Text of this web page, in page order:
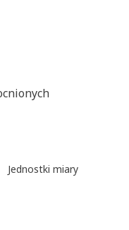
Jednostki miary